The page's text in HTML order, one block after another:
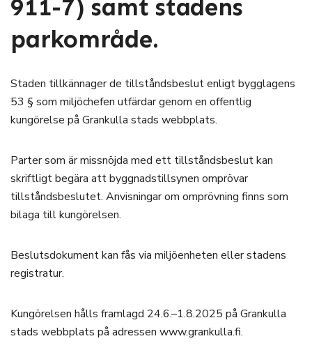
911-7) samt stadens
parkområde.
Staden tillkännager de tillståndsbeslut enligt bygglagens
53 § som miljöchefen utfärdar genom en offentlig
kungörelse på Grankulla stads webbplats.
Parter som är missnöjda med ett tillståndsbeslut kan
skriftligt begära att byggnadstillsynen omprövar
tillståndsbeslutet. Anvisningar om omprövning finns som
bilaga till kungörelsen.
Beslutsdokument kan fås via miljöenheten eller stadens
registratur.
Kungörelsen hålls framlagd 24.6.–1.8.2025 på Grankulla
stads webbplats på adressen www.grankulla.fi.